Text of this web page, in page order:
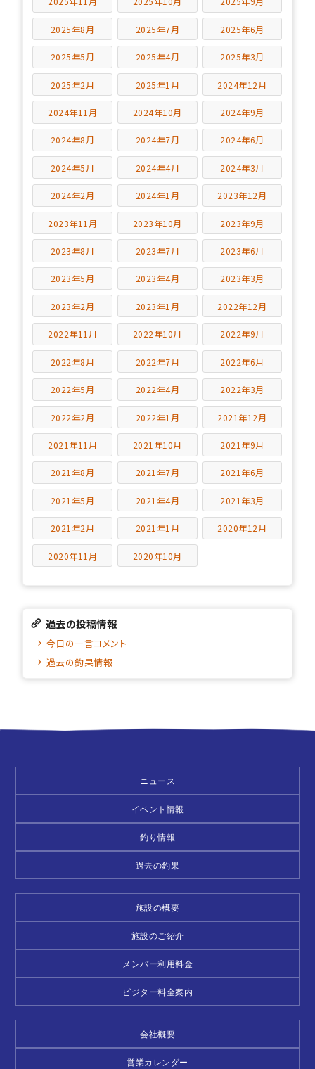
2025年8月 2025年7月 2025年6月
2025年5月 2025年4月 2025年3月
2025年2月 2025年1月 2024年12月
2024年11月 2024年10月 2024年9月
2024年8月 2024年7月 2024年6月
2024年5月 2024年4月 2024年3月
2024年2月 2024年1月 2023年12月
2023年11月 2023年10月 2023年9月
2023年8月 2023年7月 2023年6月
2023年5月 2023年4月 2023年3月
2023年2月 2023年1月 2022年12月
2022年11月 2022年10月 2022年9月
2022年8月 2022年7月 2022年6月
2022年5月 2022年4月 2022年3月
2022年2月 2022年1月 2021年12月
2021年11月 2021年10月 2021年9月
2021年8月 2021年7月 2021年6月
2021年5月 2021年4月 2021年3月
2021年2月 2021年1月 2020年12月
2020年11月 2020年10月
過去の投稿情報
今日の一言コメント
過去の釣果情報
ニュース
イベント情報
釣り情報
過去の釣果
施設の概要
施設のご紹介
メンバー利用料金
ビジター料金案内
会社概要
営業カレンダー